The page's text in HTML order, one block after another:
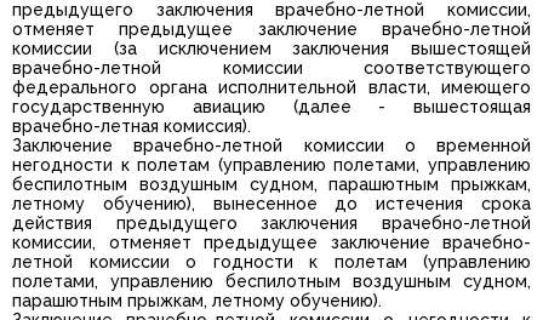
предыдущего заключения врачебно-летной комиссии,
отменяет предыдущее заключение врачебно-летной
комиссии (за исключением заключения вышестоящей
врачебно-летной комиссии соответствующего
федерального органа исполнительной власти, имеющего
государственную авиацию (далее - вышестоящая
врачебно-летная комиссия).
Заключение врачебно-летной комиссии о временной
негодности к полетам (управлению полетами, управлению
беспилотным воздушным судном, парашютным прыжкам,
летному обучению), вынесенное до истечения срока
действия предыдущего заключения врачебно-летной
комиссии, отменяет предыдущее заключение врачебно-
летной комиссии о годности к полетам (управлению
полетами, управлению беспилотным воздушным судном,
парашютным прыжкам, летному обучению).